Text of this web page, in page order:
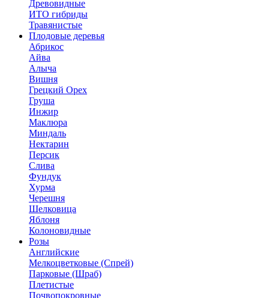
Древовидные
ИТО гибриды
Травянистые
Плодовые деревья
Абрикос
Айва
Алыча
Вишня
Грецкий Орех
Груша
Инжир
Маклюра
Миндаль
Нектарин
Персик
Слива
Фундук
Хурма
Черешня
Шелковица
Яблоня
Колоновидные
Розы
Английские
Мелкоцветковые (Спрей)
Парковые (Шраб)
Плетистые
Почвопокровные